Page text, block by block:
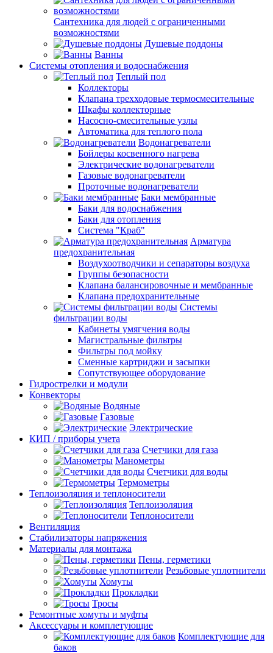
Сантехника для людей с ограниченными
возможностями
Душевые поддоны
Ванны
Системы отопления и водоснабжения
Теплый пол
Коллекторы
Клапана трехходовые термосмесительные
Шкафы коллекторные
Насосно-смесительные узлы
Автоматика для теплого пола
Водонагреватели
Бойлеры косвенного нагрева
Электрические водонагреватели
Газовые водонагреватели
Проточные водонагреватели
Баки мембранные
Баки для водоснабжения
Баки для отопления
Система "Краб"
Арматура
предохранительная
Воздухоотводчики и сепараторы воздуха
Группы безопасности
Клапана балансировочные и мембранные
Клапана предохранительные
Системы
фильтрации воды
Кабинеты умягчения воды
Магистральные фильтры
Фильтры под мойку
Сменные картриджи и засыпки
Сопутствующее оборудование
Гидрострелки и модули
Конвекторы
Водяные
Газовые
Электрические
КИП / приборы учета
Счетчики для газа
Манометры
Счетчики для воды
Термометры
Теплоизоляция и теплоносители
Теплоизоляция
Теплоносители
Вентиляция
Стабилизаторы напряжения
Материалы для монтажа
Пены, герметики
Резьбовые уплотнители
Хомуты
Прокладки
Тросы
Ремонтные хомуты и муфты
Аксессуары и комплетующие
Комплектующие для
баков